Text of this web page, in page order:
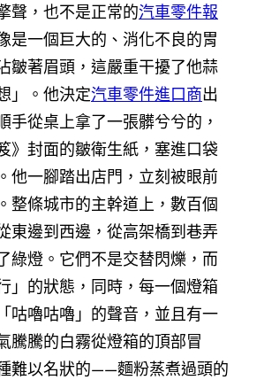
聲，也不是正常的汽車零件報
是一個巨大的、消化不良的胃
皺著眉頭，這嚴重干擾了他蒜
」。他決定汽車零件進口商出
手從桌上拿了一張髒兮兮的，
》封面的皺衛生紙，塞進口袋
他一腳踏出店門，立刻被眼前
整條城市的主幹道上，數百個
東邊到西邊，從高架橋到巷弄
綠燈。它們不是交替閃爍，而
」的狀態，同時，每一個燈箱
咕嚕咕嚕」的聲音，並且有一
騰騰的白霧從燈箱的頂部冒
難以名狀的——麵粉蒸煮過頭的